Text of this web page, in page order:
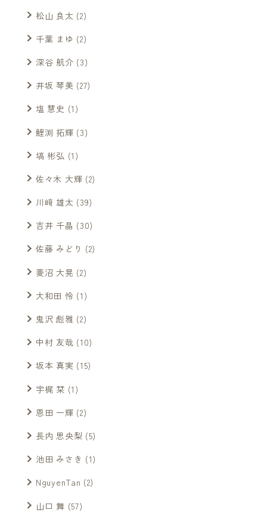
松山 良太 (2)
千葉 まゆ (2)
深谷 航介 (3)
井坂 琴美 (27)
塩 慧史 (1)
鯉渕 拓輝 (3)
塙 彬弘 (1)
佐々木 大輝 (2)
川﨑 雄太 (39)
吉井 千晶 (30)
佐藤 みどり (2)
菱沼 大晃 (2)
大和田 怜 (1)
鬼沢 彪雅 (2)
中村 友哉 (10)
坂本 真実 (15)
宇梶 栞 (1)
恩田 一輝 (2)
長内 思央梨 (5)
池田 みさき (1)
NguyenTan (2)
山口 舞 (57)